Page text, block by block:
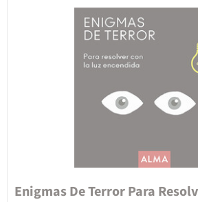
Enigmas De Terror Para